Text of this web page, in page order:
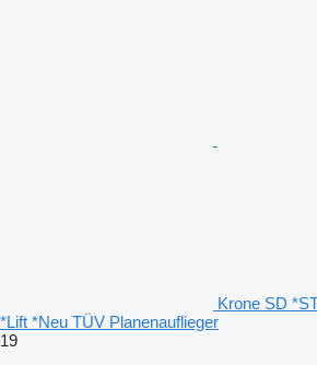
Krone SD
*Lift *Neu TÜV Planenauflieger
19